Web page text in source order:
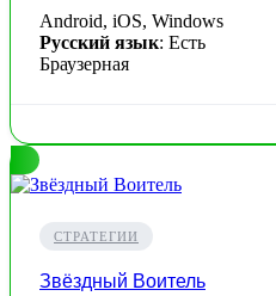
Android, iOS, Windows
Русский язык: Есть
Браузерная
СТРАТЕГИИ
Звёздный Воитель